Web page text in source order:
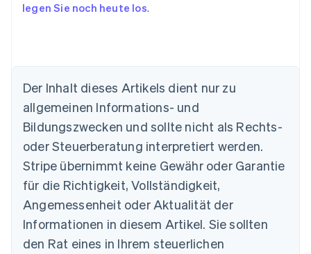
legen Sie noch heute los.
Der Inhalt dieses Artikels dient nur zu
allgemeinen Informations- und
Bildungszwecken und sollte nicht als Rechts-
oder Steuerberatung interpretiert werden.
Stripe übernimmt keine Gewähr oder Garantie
für die Richtigkeit, Vollständigkeit,
Angemessenheit oder Aktualität der
Informationen in diesem Artikel. Sie sollten
den Rat eines in Ihrem steuerlichen
Australien
English
Nederlands FrançaisDeutschEnglish
Brasilien
English
Bulgarien
English
Dänemark